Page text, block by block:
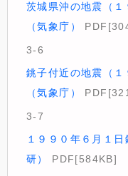
茨城県沖の地震（１
（気象庁）
3-6
銚子付近の地震（１
（気象庁）
3-7
１９９０年６月１
研）
PDF[584KB]